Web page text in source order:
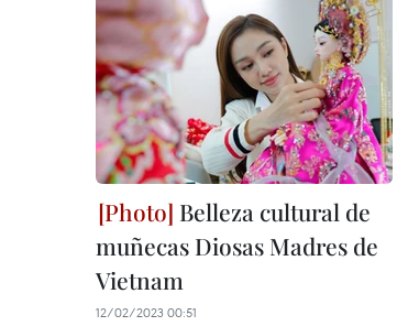
Belleza cultural de
muñecas Diosas Madres de
Vietnam
12/02/2023 00:51